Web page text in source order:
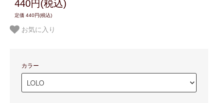
440円(税込)
定価 440円(税込)
お気に入り
カラー